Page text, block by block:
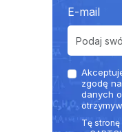
E-mail
zgodę
danych